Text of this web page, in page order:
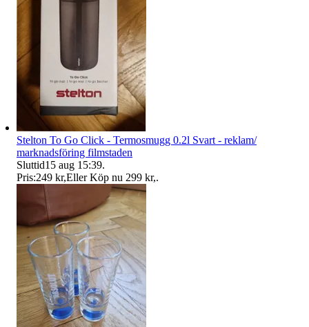
Stelton To Go Click - Termosmugg 0.2l Svart - reklam/
marknadsföring filmstaden
Sluttid15 aug 15:39.
Pris:249 kr,Eller Köp nu 299 kr,.